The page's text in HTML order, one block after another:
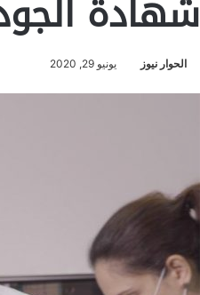
شهادة الجودة
الحوار نيوز يونيو 29, 2020